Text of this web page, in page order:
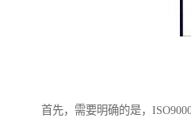
首先，需要明确的是，